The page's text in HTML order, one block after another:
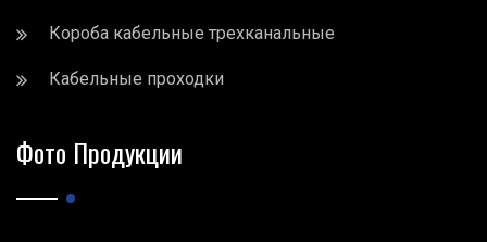
Короба кабельные трехканальные
Кабельные проходки
Фото Продукции